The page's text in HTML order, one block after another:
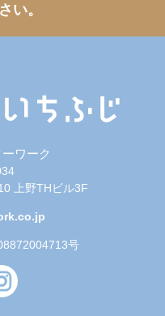
い。
ワーク
上野THビル3F
号